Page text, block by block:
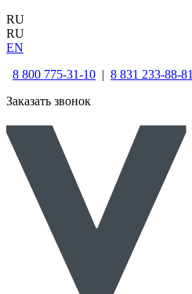
RU
RU
EN
8 800 775-31-10 | 8 831 233-88-81
Заказать звонок